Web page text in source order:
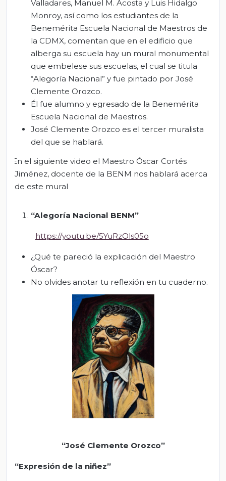
Valladares, Manuel M. Acosta y Luis Hidalgo
Monroy, así como los estudiantes de la
Benemérita Escuela Nacional de Maestros de
la CDMX, comentan que en el edificio que
alberga su escuela hay un mural monumental
que embelese sus escuelas, el cual se titula
“Alegoría Nacional” y fue pintado por José
Clemente Orozco.
Él fue alumno y egresado de la Benemérita
Escuela Nacional de Maestros.
José Clemente Orozco es el tercer muralista
del que se hablará.
En el siguiente video el Maestro Óscar Cortés
Jiménez, docente de la BENM nos hablará acerca
de este mural
“Alegoría Nacional BENM”
https://youtu.be/5YuRzOls05o
¿Qué te pareció la explicación del Maestro
Óscar?
No olvides anotar tu reflexión en tu cuaderno.
“José Clemente Orozco”
“Expresión de la niñez”